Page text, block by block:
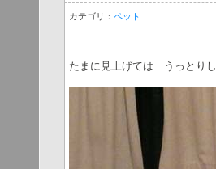
カテゴリ：ペット
たまに見上げては うっとりし